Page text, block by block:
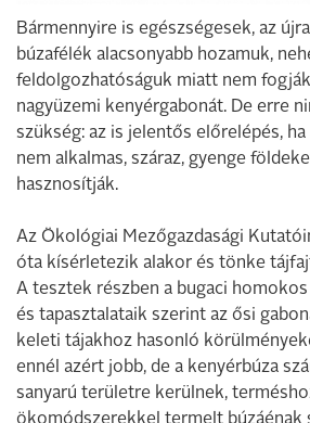
Bármennyire is egészségesek, az
búzafélék alacsonyabb hozamuk,
feldolgozhatóságuk miatt nem
nagyüzemi kenyérgabonát. De erre
szükség: az is jelentős előrelépés,
nem alkalmas, száraz, gyenge
hasznosítják.
Az Ökológiai Mezőgazdasági
óta kísérletezik alakor és tönke
A tesztek részben a bugaci
és tapasztalataik szerint az ősi
keleti tájakhoz hasonló
ennél azért jobb, de a kenyérbúza
sanyarú területre kerülnek,